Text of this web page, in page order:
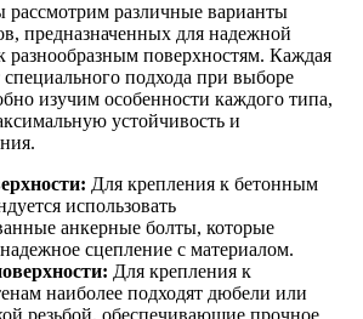
рассмотрим различные варианты
предназначенных для надежной
разнообразным поверхностям. Каждая
специального подхода при выборе
изучим особенности каждого типа,
устойчивость и
Для крепления к бетонным
использовать
анкерные болты, которые
сцепление с материалом.
Для крепления к
наиболее подходят дюбели или